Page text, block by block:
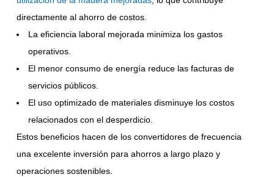
directamente al ahorro de costos.
La eficiencia laboral mejorada minimiza los gastos
operativos.
El menor consumo de energía reduce las facturas de
servicios públicos.
El uso optimizado de materiales disminuye los costos
relacionados con el desperdicio.
Estos beneficios hacen de los convertidores de frecuencia
una excelente inversión para ahorros a largo plazo y
operaciones sostenibles.